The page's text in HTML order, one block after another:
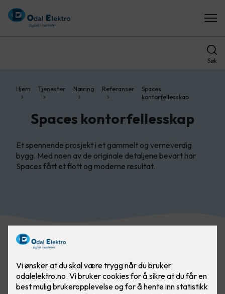
Søk
Hjem Tjenester Næring Referanser
Spaces
kontorfellesskap
Spaces kontorfellesskap
Et spennende prosjekt i et gammelt og verneverdig
bygg. Med noen av de originale detaljene bevart har
Spaces fått et flott og moderne resultat.